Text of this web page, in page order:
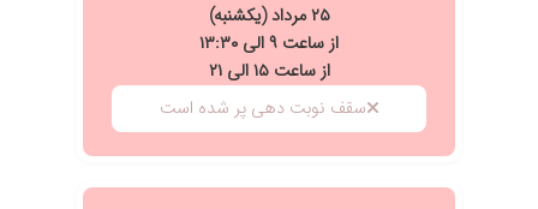
۲۵ مرداد (یکشنبه)
از ساعت ۹ الی ۱۳:۳۰
از ساعت ۱۵ الی ۲۱
سقف نوبت دهی پر شده است